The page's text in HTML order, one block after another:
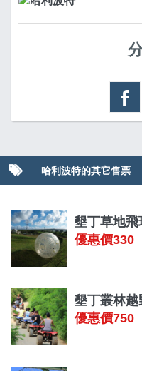
哈利波特的其它售票
墾丁草地飛
優惠價330
墾丁叢林越
優惠價750